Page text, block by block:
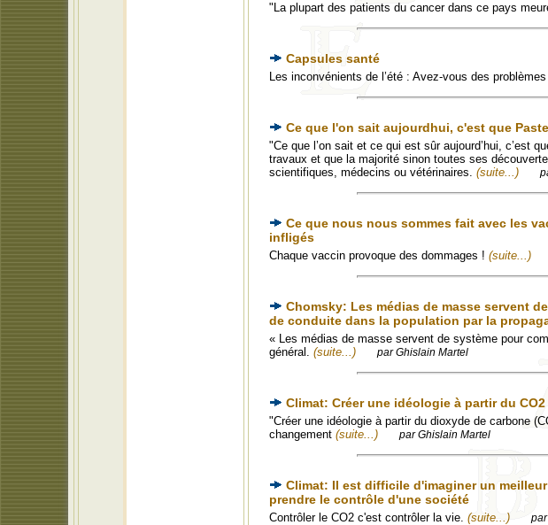
"La plupart des patients du cancer dans ce pays
Capsules santé
Les inconvénients de l’été : Avez-vous des
Ce que l'on sait aujourdhui, c'est que
"Ce que l’on sait et ce qui est sûr aujourd’hui, c’est
travaux et que la majorité sinon toutes ses
scientifiques, médecins ou vétérinaires. (suite...)
Ce que nous nous sommes fait avec les
infligés
Chaque vaccin provoque des dommages ! (suite...)
Chomsky: Les médias de masse servent
de conduite dans la population par la
« Les médias de masse servent de système pour
général. (suite...) par Ghislain Martel
Climat: Créer une idéologie à partir du
"Créer une idéologie à partir du dioxyde de carbone
changement (suite...) par Ghislain Martel
Climat: Il est difficile d'imaginer un
prendre le contrôle d'une société
Contrôler le CO2 c'est contrôler la vie. (suite...)